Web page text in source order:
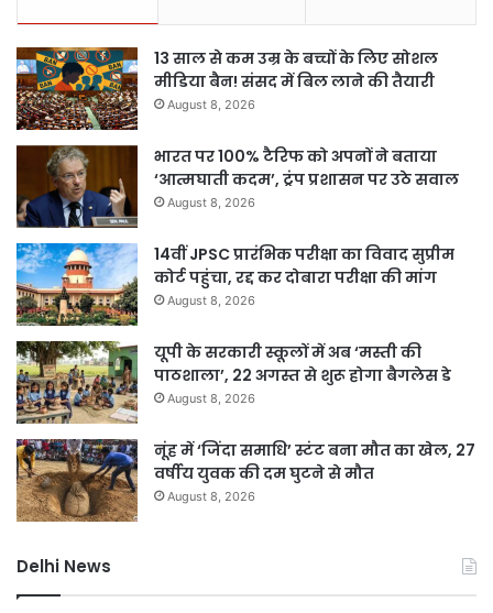
13 साल से कम उम्र के बच्चों के लिए सोशल
मीडिया बैन! संसद में बिल लाने की तैयारी
August 8, 2026
भारत पर 100% टैरिफ को अपनों ने बताया
‘आत्मघाती कदम’, ट्रंप प्रशासन पर उठे सवाल
August 8, 2026
14वीं JPSC प्रारंभिक परीक्षा का विवाद सुप्रीम
कोर्ट पहुंचा, रद्द कर दोबारा परीक्षा की मांग
August 8, 2026
यूपी के सरकारी स्कूलों में अब ‘मस्ती की
पाठशाला’, 22 अगस्त से शुरू होगा बैगलेस डे
August 8, 2026
नूंह में ‘जिंदा समाधि’ स्टंट बना मौत का खेल, 27
वर्षीय युवक की दम घुटने से मौत
August 8, 2026
Delhi News